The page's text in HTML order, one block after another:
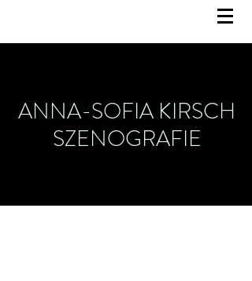
ANNA-SOFIA KIRSCH
SZENOGRAFIE